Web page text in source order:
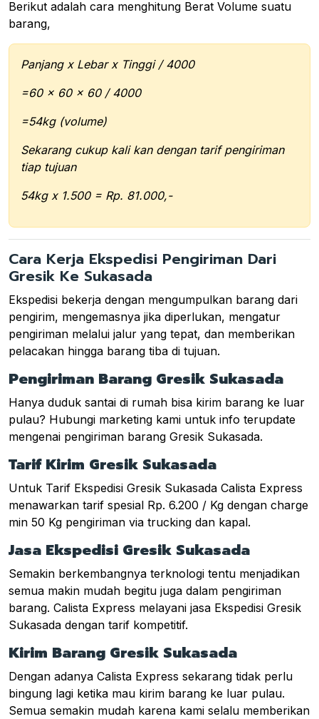
Berikut adalah cara menghitung Berat Volume suatu
barang,
Panjang x Lebar x Tinggi / 4000
=60 x 60 x 60 / 4000
=54kg (volume)
Sekarang cukup kali kan dengan tarif pengiriman
tiap tujuan
54kg x 1.500 = Rp. 81.000,-
Cara Kerja Ekspedisi Pengiriman Dari
Gresik Ke Sukasada
Ekspedisi bekerja dengan mengumpulkan barang dari
pengirim, mengemasnya jika diperlukan, mengatur
pengiriman melalui jalur yang tepat, dan memberikan
pelacakan hingga barang tiba di tujuan.
Pengiriman Barang Gresik Sukasada
Hanya duduk santai di rumah bisa kirim barang ke luar
pulau? Hubungi marketing kami untuk info terupdate
mengenai pengiriman barang Gresik Sukasada.
Tarif Kirim Gresik Sukasada
Untuk Tarif Ekspedisi Gresik Sukasada Calista Express
menawarkan tarif spesial Rp. 6.200 / Kg dengan charge
min 50 Kg pengiriman via trucking dan kapal.
Jasa Ekspedisi Gresik Sukasada
Semakin berkembangnya terknologi tentu menjadikan
semua makin mudah begitu juga dalam pengiriman
barang. Calista Express melayani jasa Ekspedisi Gresik
Sukasada dengan tarif kompetitif.
Kirim Barang Gresik Sukasada
Dengan adanya Calista Express sekarang tidak perlu
bingung lagi ketika mau kirim barang ke luar pulau.
Semua semakin mudah karena kami selalu memberikan